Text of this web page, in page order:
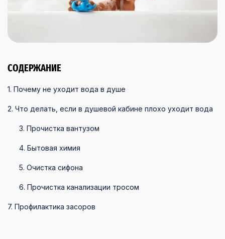
СОДЕРЖАНИЕ
1. Почему не уходит вода в душе
2. Что делать, если в душевой кабине плохо уходит вода
3. Прочистка вантузом
4. Бытовая химия
5. Очистка сифона
6. Прочистка канализации тросом
7. Профилактика засоров